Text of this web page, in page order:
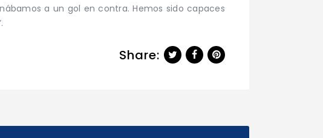
a un gol en contra. Hemos sido capaces
Share: